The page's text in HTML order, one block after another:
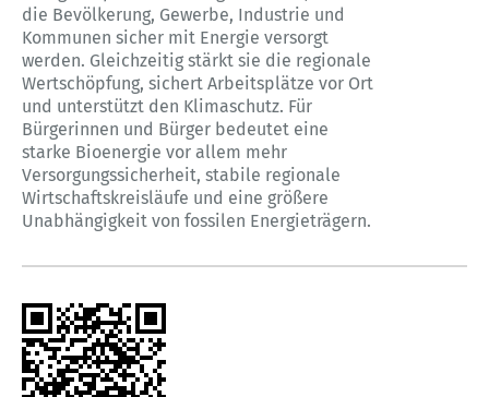
die Bevölkerung, Gewerbe, Industrie und
Kommunen sicher mit Energie versorgt
werden. Gleichzeitig stärkt sie die regionale
Wertschöpfung, sichert Arbeitsplätze vor Ort
und unterstützt den Klimaschutz. Für
Bürgerinnen und Bürger bedeutet eine
starke Bioenergie vor allem mehr
Versorgungssicherheit, stabile regionale
Wirtschaftskreisläufe und eine größere
Unabhängigkeit von fossilen Energieträgern.